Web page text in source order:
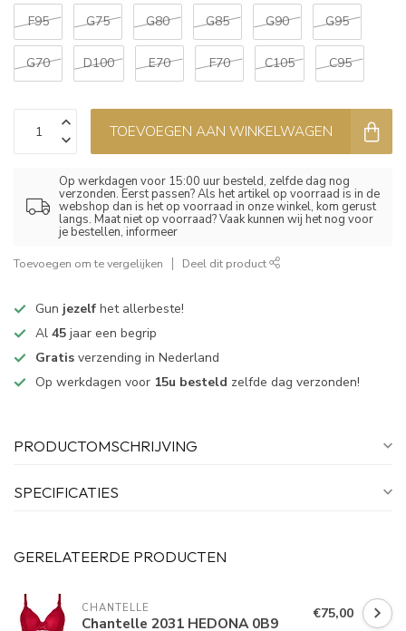
F95 G75 G80 G85 G90 G95
G70 D100 E70 F70 C105 C95
TOEVOEGEN AAN WINKELWAGEN
Op werkdagen voor 15:00 uur besteld, zelfde dag nog
verzonden. Eerst passen? Als het artikel op voorraad is in de
webshop dan is het op voorraad in onze winkel, kom gerust
langs. Maat niet op voorraad? Vaak kunnen wij het nog voor
je bestellen, informeer
Toevoegen om te vergelijken Deel dit product
Gun jezelf het allerbeste!
Al 45 jaar een begrip
Gratis verzending in Nederland
Op werkdagen voor 15u besteld zelfde dag verzonden!
PRODUCTOMSCHRIJVING
SPECIFICATIES
GERELATEERDE PRODUCTEN
CHANTELLE
Chantelle 2031 HEDONA 0B9 €75,00